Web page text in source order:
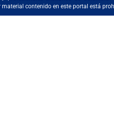
contenido en este portal está